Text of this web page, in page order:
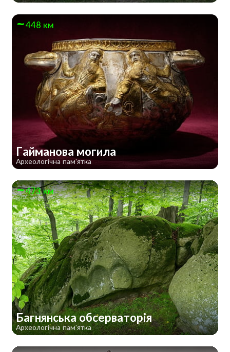
448 км
Гайманова могила
Археологічна пам'ятка
473 км
Багнянська обсерваторія
Археологічна пам'ятка